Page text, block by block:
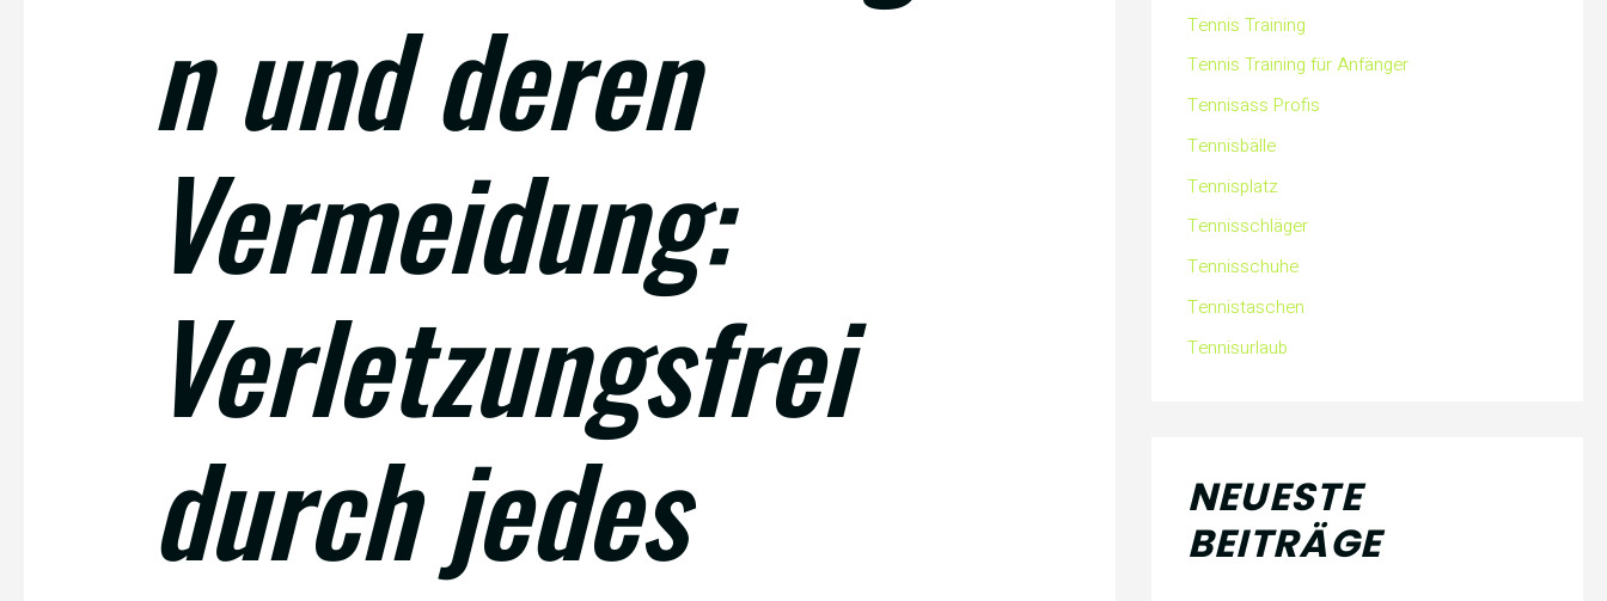
n und deren
Vermeidung:
Verletzungsfrei
durch jedes
a
c
:
Tennis Training
Tennis Training für Anfänger
Tennisass Profis
Tennisbälle
Tennisplatz
Tennisschläger
Tennisschuhe
Tennistaschen
Tennisurlaub
NEUESTE
BEITRÄGE